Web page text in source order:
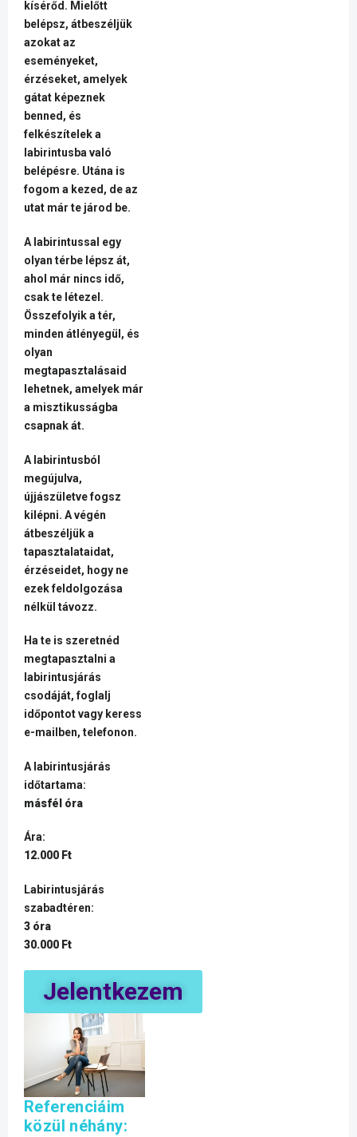
kísérőd. Mielőtt
belépsz, átbeszéljük
azokat az
eseményeket,
érzéseket, amelyek
gátat képeznek
benned, és
felkészítelek a
labirintusba való
belépésre. Utána is
fogom a kezed, de az
utat már te járod be.
A labirintussal egy
olyan térbe lépsz át,
ahol már nincs idő,
csak te létezel.
Összefolyik a tér,
minden átlényegül, és
olyan
megtapasztalásaid
lehetnek, amelyek már
a misztikusságba
csapnak át.
A labirintusból
megújulva,
újjászületve fogsz
kilépni. A végén
átbeszéljük a
tapasztalataidat,
érzéseidet, hogy ne
ezek feldolgozása
nélkül távozz.
Ha te is szeretnéd
megtapasztalni a
labirintusjárás
csodáját, foglalj
időpontot vagy keress
e-mailben, telefonon.
A labirintusjárás
időtartama:
másfél óra
Ára:
12.000 Ft
Labirintusjárás
szabadtéren:
3 óra
30.000 Ft
Jelentkezem
Referenciáim
közül néhány: